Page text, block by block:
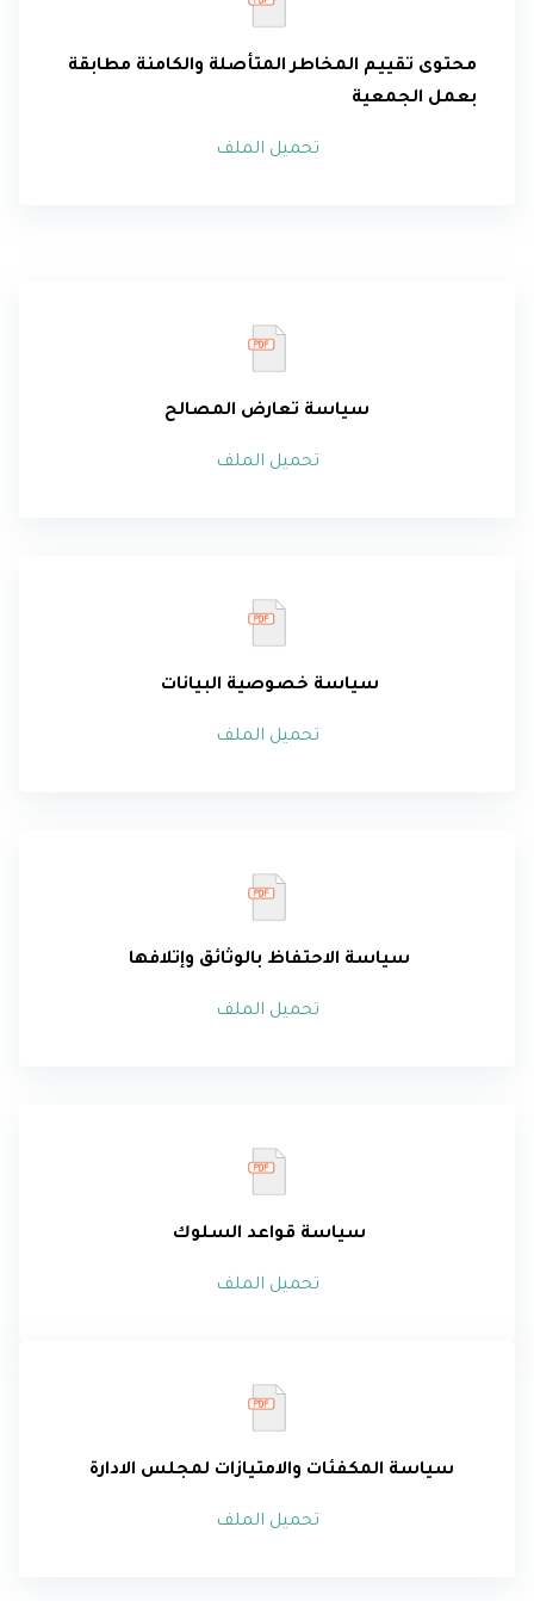
محتوى تقييم المخاطر المتأصلة والكامنة مطابقة
بعمل الجمعية
تحميل الملف
سياسة تعارض المصالح
تحميل الملف
سياسة خصوصية البيانات
تحميل الملف
سياسة الاحتفاظ بالوثائق وإتلافها
تحميل الملف
سياسة قواعد السلوك
تحميل الملف
سياسة المكفئات والامتيازات لمجلس الادارة
تحميل الملف